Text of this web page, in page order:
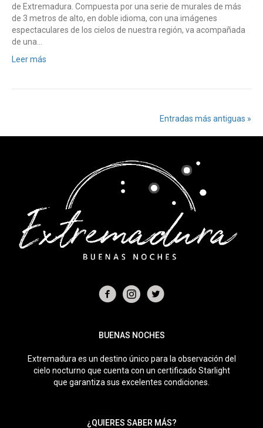
de Extremadura. Compuesta por una serie de murales de más
de 3 metros de alto, en doble idioma, con una imágenes
espectaculares de los cielos de nuestra región, va acompañada
de una…
Leer más
Entradas más antiguas »
BUENAS NOCHES
Extremadura es un destino único para la observación del
cielo nocturno que cuenta con un certificado Starlight
que garantiza sus excelentes condiciones.
¿QUIERES SABER MÁS?